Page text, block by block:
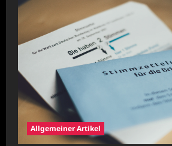
Allgemeiner Artikel